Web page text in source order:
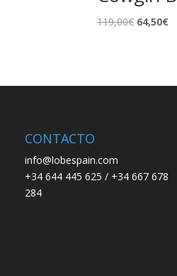
119,00€ El
119,00€.
64,50€El
CONTACTO
info@lobespain.com
+34 644 445 625 / +34 667 678
284